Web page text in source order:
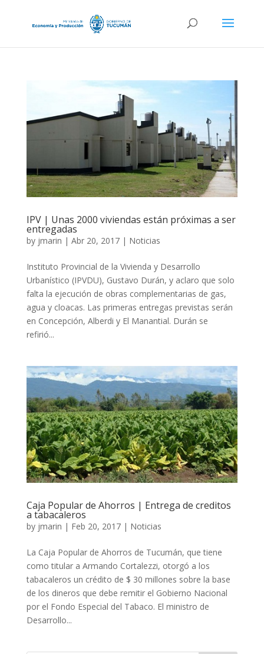
IPV | Unas 2000 viviendas están próximas a ser
entregadas
by jmarin | Abr 20, 2017| Noticias
Instituto Provincial de la Vivienda y Desarrollo
Urbanístico (IPVDU), Gustavo Durán, y aclaro que solo
falta la ejecución de obras complementarias de gas,
agua y cloacas. Las primeras entregas previstas serán
en Concepción, Alberdi y El Manantial. Durán se
refirió...
Caja Popular de Ahorros | Entrega de creditos
a tabacaleros
by jmarin | Feb 20, 2017| Noticias
La Caja Popular de Ahorros de Tucumán, que tiene
como titular a Armando Cortalezzi, otorgó a los
tabacaleros un crédito de $ 30 millones sobre la base
de los dineros que debe remitir el Gobierno Nacional
por el Fondo Especial del Tabaco. El ministro de
Desarrollo...